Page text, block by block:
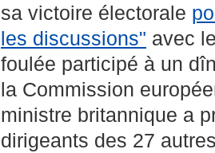
sa victoire électorale
les discussions" avec
foulée participé à un
la Commission
ministre britannique a
dirigeants des 27